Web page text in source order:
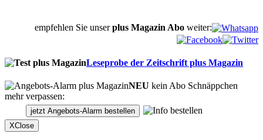
empfehlen Sie unserplus Magazin Abo weiter:
Leseprobe der Zeitschrift plus Magazin
NEU kein Abo Schnäppchen
mehr verpassen:
jetzt Angebots-Alarm bestellen
XClose